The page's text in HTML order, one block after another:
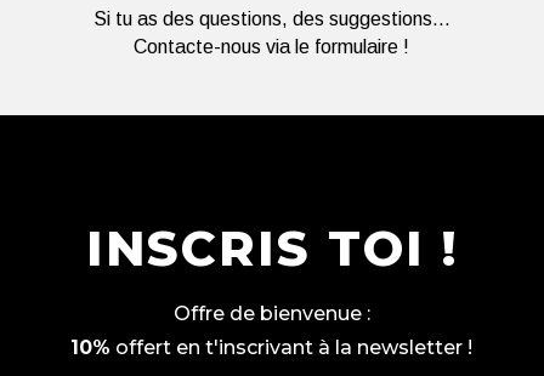
Si tu as des questions, des suggestions...
Contacte-nous via le formulaire !
INSCRIS TOI !
Offre de bienvenue :
10% offert en t'inscrivant à la newsletter !